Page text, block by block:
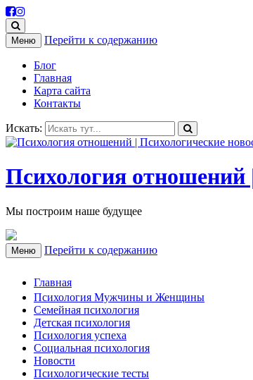
Меню Перейти к содержанию
Блог
Главная
Карта сайта
Контакты
Искать:
Психология отношений
Мы построим наше будущее
Меню Перейти к содержанию
Главная
Психология Мужчины и Женщины
Семейная психология
Детская психология
Психология успеха
Социальная психология
Новости
Психологические тесты